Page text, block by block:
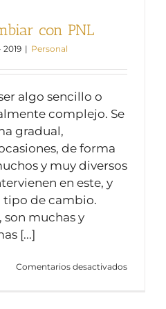
con PNL
2019 | Personal
algo sencillo o
complejo. Se
gradual,
de forma
y muy diversos
en este, y
tipo de cambio.
son muchas y
[...]
Comentarios desactivadosen